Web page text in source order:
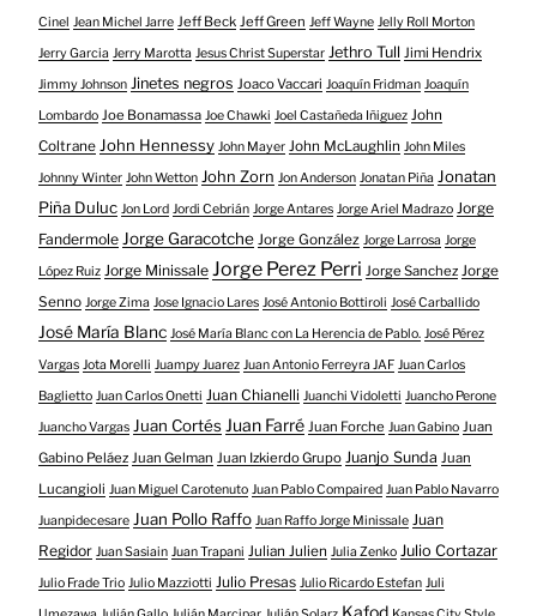
Cinel Jean Michel Jarre Jeff Beck Jeff Green Jeff Wayne Jelly Roll Morton
Jerry Garcia Jerry Marotta Jesus Christ Superstar Jethro Tull Jimi Hendrix
Jimmy Johnson Jinetes negros Joaco Vaccari Joaquín Fridman Joaquín
Lombardo Joe Bonamassa Joe Chawki Joel Castañeda Iñiguez John
Coltrane John Hennessy John Mayer John McLaughlin John Miles
Johnny Winter John Wetton John Zorn Jon Anderson Jonatan Piña Jonatan
Piña Duluc Jon Lord Jordi Cebrián Jorge Antares Jorge Ariel Madrazo Jorge
Fandermole Jorge Garacotche Jorge González Jorge Larrosa Jorge
López Ruiz Jorge Minissale Jorge Perez Perri Jorge Sanchez Jorge
Senno Jorge Zima Jose Ignacio Lares José Antonio Bottiroli José Carballido
José María Blanc José María Blanc con La Herencia de Pablo. José Pérez
Vargas Jota Morelli Juampy Juarez Juan Antonio Ferreyra JAF Juan Carlos
Baglietto Juan Carlos Onetti Juan Chianelli Juanchi Vidoletti Juancho Perone
Juancho Vargas Juan Cortés Juan Farré Juan Forche Juan Gabino Juan
Gabino Peláez Juan Gelman Juan Izkierdo Grupo Juanjo Sunda Juan
Lucangioli Juan Miguel Carotenuto Juan Pablo Compaired Juan Pablo Navarro
Juanpidecesare Juan Pollo Raffo Juan Raffo Jorge Minissale Juan
Regidor Juan Sasiain Juan Trapani Julian Julien Julia Zenko Julio Cortazar
Julio Frade Trio Julio Mazziotti Julio Presas Julio Ricardo Estefan Juli
Kafod